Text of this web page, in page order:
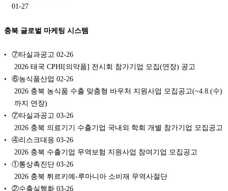
01-27
충북 글로벌 마케팅 시스템
⑦타실과공고 02-26
2026 태국 CPHI[의약품] 전시회 참가기업 모집(연장) 공고
⑥농식품산업 02-26
2026 충북 농식품 수출 맞춤형 바우처 지원사업 모집공고(~4.8.(수)
까지 연장)
⑦타실과공고 03-26
2026 충북 의료기기 수출기업 국내외 학회 개별 참가기업 모집공고
④리스크대응 03-26
2026 충북 수출기업 무역보험 지원사업 참여기업 모집공고
①통상촉진단 03-26
2026 충북 튀르키예-루마니아 소비재 무역사절단
②수출실행화 03-26